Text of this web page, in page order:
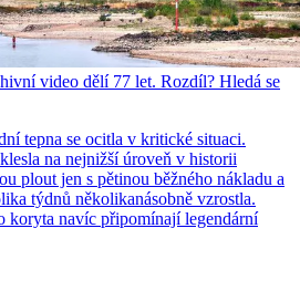
video dělí 77 let. Rozdíl? Hledá se
tepna se ocitla v kritické situaci.
na nejnižší úroveň v historii
plout jen s pětinou běžného nákladu a
týdnů několikanásobně vzrostla.
koryta navíc připomínají legendární